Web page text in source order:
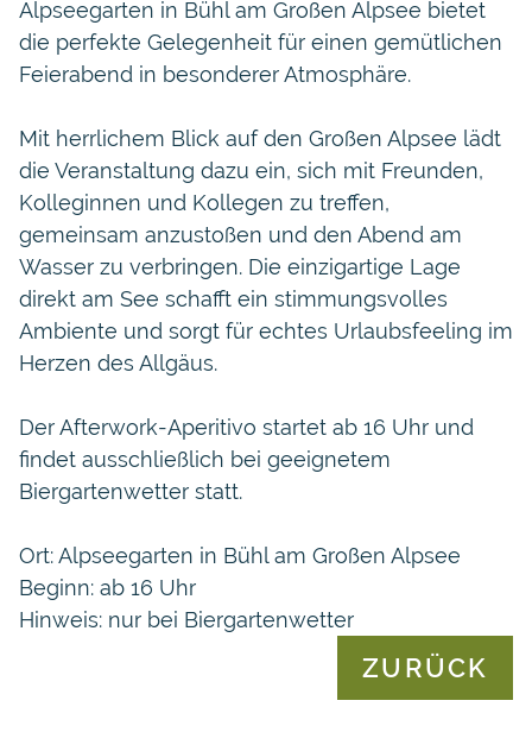
Alpseegarten in Bühl am Großen Alpsee bietet
die perfekte Gelegenheit für einen gemütlichen
Feierabend in besonderer Atmosphäre.
Mit herrlichem Blick auf den Großen Alpsee lädt
die Veranstaltung dazu ein, sich mit Freunden,
Kolleginnen und Kollegen zu treffen,
gemeinsam anzustoßen und den Abend am
Wasser zu verbringen. Die einzigartige Lage
direkt am See schafft ein stimmungsvolles
Ambiente und sorgt für echtes Urlaubsfeeling im
Herzen des Allgäus.
Der Afterwork-Aperitivo startet ab 16 Uhr und
findet ausschließlich bei geeignetem
Biergartenwetter statt.
Ort: Alpseegarten in Bühl am Großen Alpsee
Beginn: ab 16 Uhr
Hinweis: nur bei Biergartenwetter
ZURÜCK